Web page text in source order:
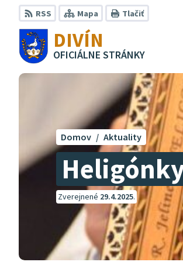
Preskočiť
na
obsah
RSS Mapa Tlačiť
DIVÍN
OFICIÁLNE STRÁNKY
Domov Aktuality
Zverejnené 29.4.2025.